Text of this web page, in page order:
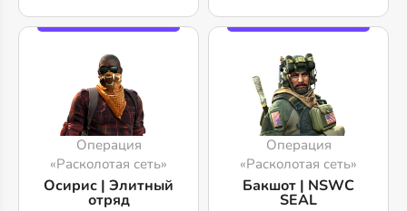
Операция
«Расколотая сеть»
Осирис | Элитный
отряд
Операция
«Расколотая сеть»
Бакшот | NSWC
SEAL